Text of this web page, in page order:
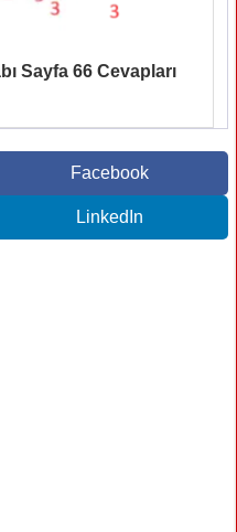
Sayfa 66 Cevapları
Facebook
LinkedIn